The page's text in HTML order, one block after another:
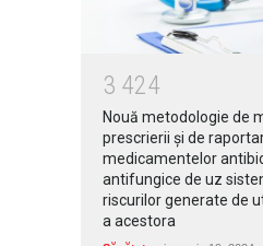
3 424
Nouă metodologie de
prescrierii și de
medicamentelor
antifungice de uz
riscurilor generate de
a acestora